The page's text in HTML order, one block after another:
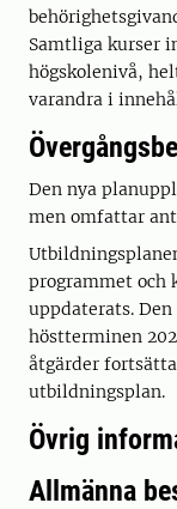
Samtliga kurser
högskolenivå,
varandra i
Den nya
men omfattar
programmet och
uppdaterats.
höstterminen
åtgärder
utbildningsplan.
Övrig
Allmänna